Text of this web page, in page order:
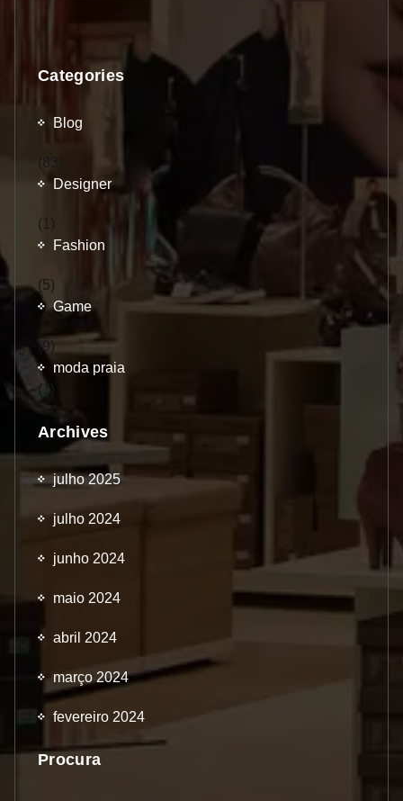
Categories
Blog
(83)
Designer
(1)
Fashion
(5)
Game
(9)
moda praia
(1)
Archives
julho 2025
julho 2024
junho 2024
maio 2024
abril 2024
março 2024
fevereiro 2024
Procura